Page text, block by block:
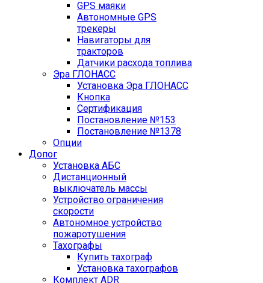
GPS маяки
Автономные GPS
трекеры
Навигаторы для
тракторов
Датчики расхода топлива
Эра ГЛОНАСС
Установка Эра ГЛОНАСС
Кнопка
Сертификация
Постановление №153
Постановление №1378
Опции
Допог
Установка АБС
Дистанционный
выключатель массы
Устройство ограничения
скорости
Автономное устройство
пожаротушения
Тахографы
Купить тахограф
Установка тахографов
Комплект ADR